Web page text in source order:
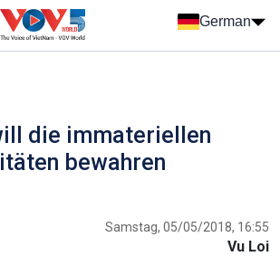
German
die immateriellen
bewahren
Samstag, 05/05/2018, 16:55
Vu Loi